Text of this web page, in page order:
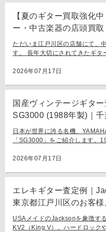
【夏のギター買取強化
ー・中古楽器の店頭買
ります。
ただいま江戸川区の店舗にて、
す。 長年大切にされてきたギタ
ち込み査定も大歓迎です。
2026年07月17日
国産ヴィンテージギタ
SG3000 (1988年製)｜
にて買取
日本が世界に誇る名機、
「SG3000」をご紹介します。
フラッグシップモデル […]
2026年07月17日
エレキギター査定例｜
東京都江戸川区のお客
USAメイドのJacksonを象徴す
KV2（King V）。ハードロック